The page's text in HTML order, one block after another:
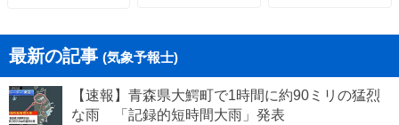
最新の記事 (気象予報士)
【速報】青森県大鰐町で1時間に約90ミリの猛烈
な雨 「記録的短時間大雨」発表